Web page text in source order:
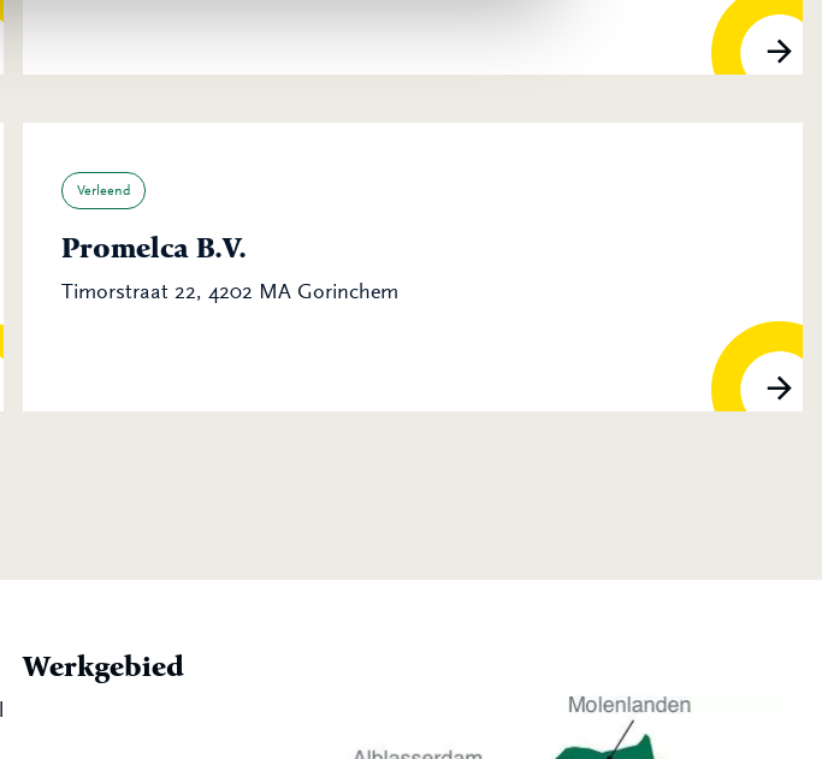
Verleend
Promelca B.V.
Timorstraat 22, 4202 MA Gorinchem
Werkgebied